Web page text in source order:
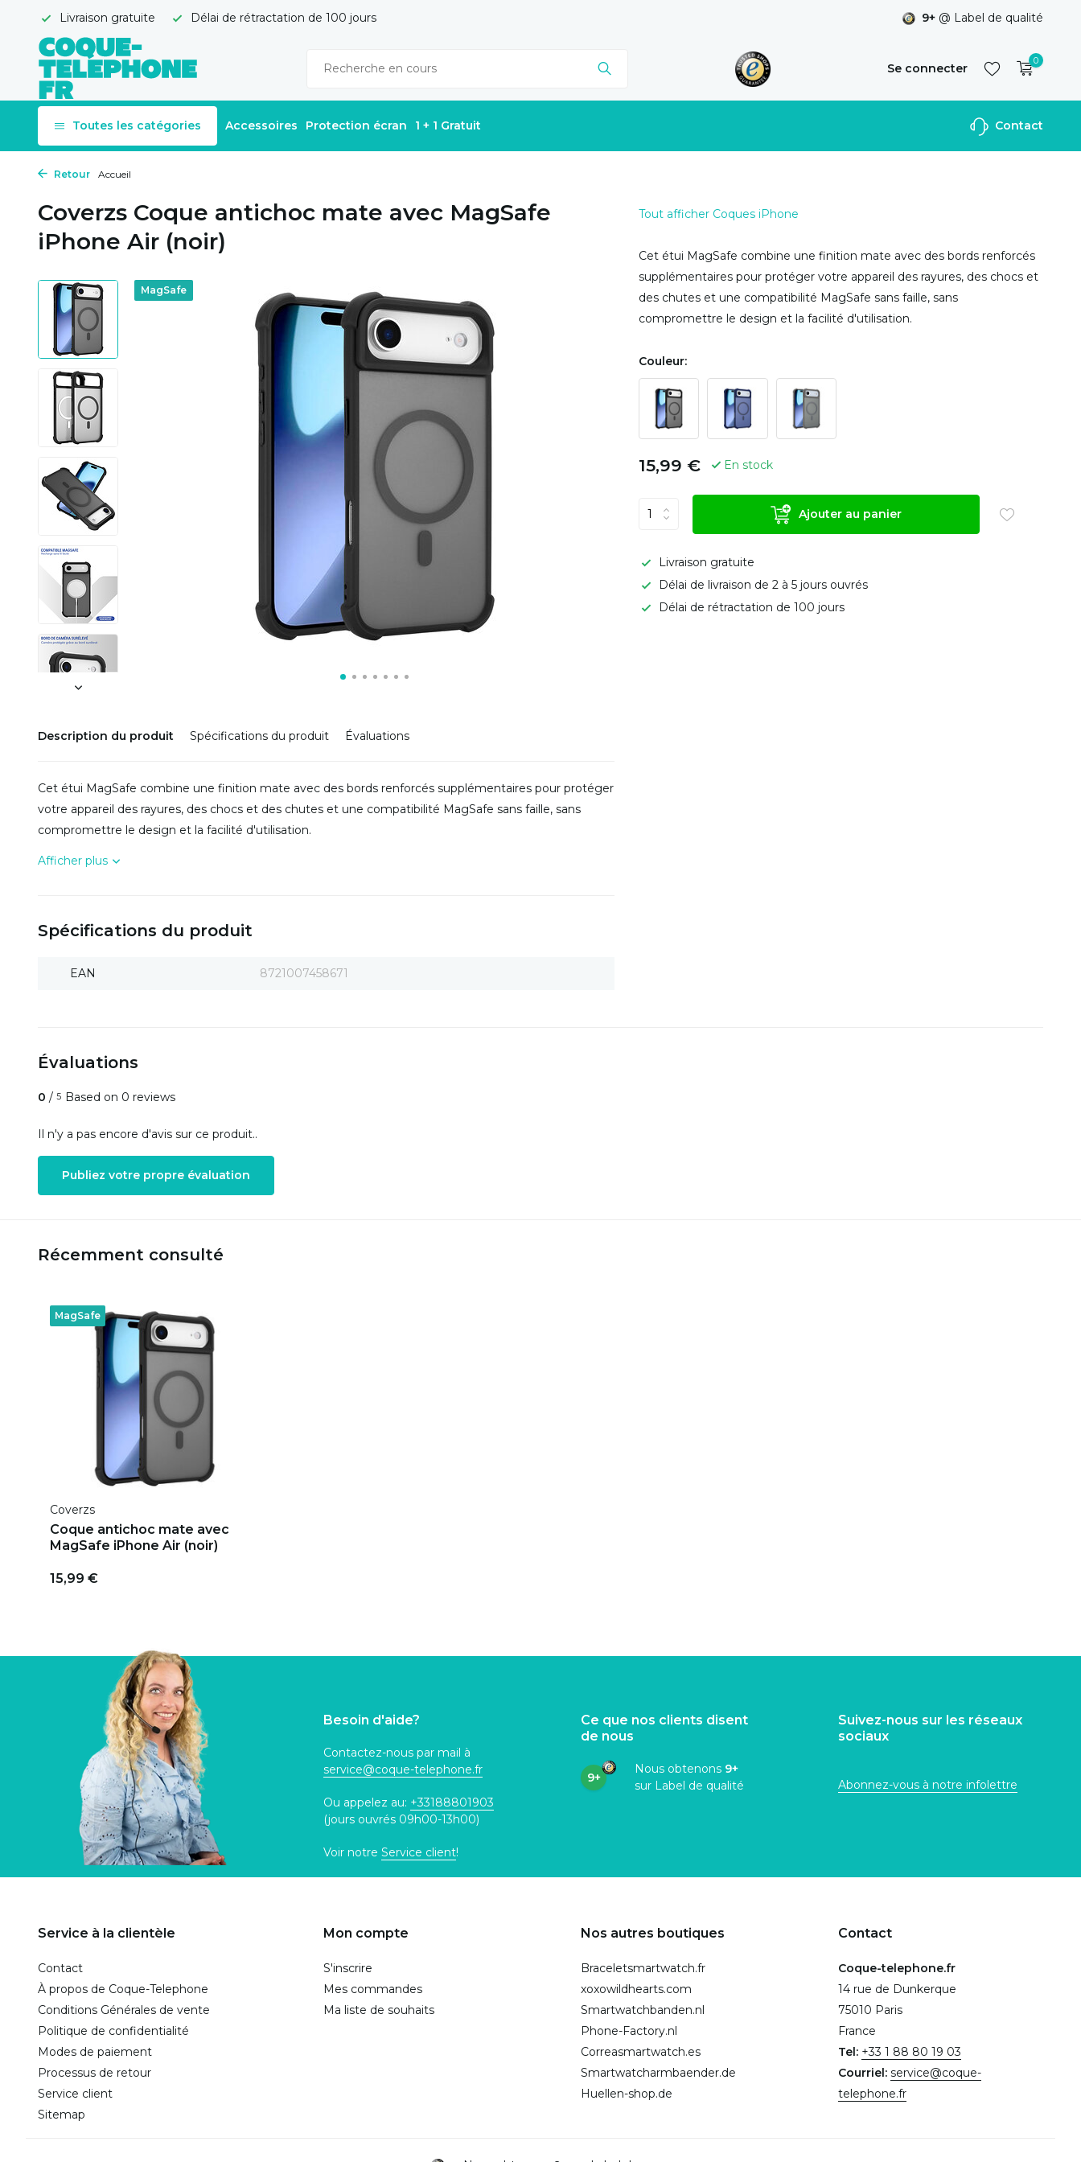
Livraison gratuite Délai de rétractation de 100 jours 9+ @ Label de qualité
Se connecter
S'inscrire
0
Toutes les catégories Accessoires Protection écran 1 + 1 Gratuit Contact
Retour Accueil
Coverzs Coque antichoc mate avec MagSafe
iPhone Air (noir)
MagSafe
Description du produit Spécifications du produit Évaluations
Cet étui MagSafe combine une finition mate avec des bords renforcés supplémentaires pour protéger
votre appareil des rayures, des chocs et des chutes et une compatibilité MagSafe sans faille, sans
compromettre le design et la facilité d'utilisation.
Afficher plus
Spécifications du produit
EAN 8721007458671
Tout afficher Coques iPhone
Cet étui MagSafe combine une finition mate avec des bords renforcés
supplémentaires pour protéger votre appareil des rayures, des chocs et
des chutes et une compatibilité MagSafe sans faille, sans
compromettre le design et la facilité d'utilisation.
Couleur:
15,99 € En stock
Ajouter au panier
Livraison gratuite
Délai de livraison de 2 à 5 jours ouvrés
Délai de rétractation de 100 jours
Évaluations
0 / 5 Based on 0 reviews
Il n'y a pas encore d'avis sur ce produit..
Publiez votre propre évaluation
Récemment consulté
MagSafe
Coverzs
Coque antichoc mate avec
MagSafe iPhone Air (noir)
15,99 €
Besoin d'aide?
Contactez-nous par mail à
service@coque-telephone.fr
Ou appelez au: +33188801903
(jours ouvrés 09h00-13h00)
Voir notre Service client!
Ce que nos clients disent
de nous
9+
Nous obtenons 9+
sur Label de qualité
Suivez-nous sur les réseaux
sociaux
Abonnez-vous à notre infolettre
Service à la clientèle
Contact
À propos de Coque-Telephone
Conditions Générales de vente
Politique de confidentialité
Modes de paiement
Processus de retour
Service client
Sitemap
Mon compte
S'inscrire
Mes commandes
Ma liste de souhaits
Nos autres boutiques
Braceletsmartwatch.fr
xoxowildhearts.com
Smartwatchbanden.nl
Phone-Factory.nl
Correasmartwatch.es
Smartwatcharmbaender.de
Huellen-shop.de
Contact
Coque-telephone.fr
14 rue de Dunkerque
75010 Paris
France
Tel: +33 1 88 80 19 03
Courriel: service@coque-
telephone.fr